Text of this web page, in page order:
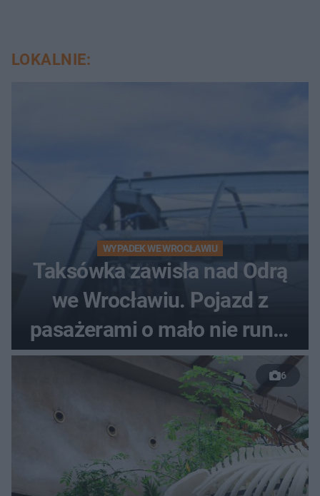
LOKALNIE:
WYPADEK WE WROCŁAWIU
Taksówka zawisła nad Odrą
we Wrocławiu. Pojazd z
pasażerami o mało nie runął
do rzeki
6